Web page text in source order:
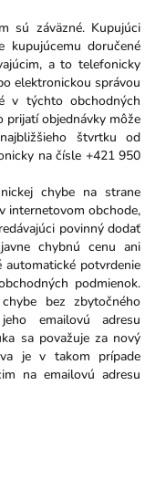
sú záväzné. Kupujúci
kupujúcemu doručené
a to telefonicky
elektronickou správou
v týchto obchodných
prijatí objednávky môže
štvrtku od
na čísle +421 950
chybe na strane
internetovom obchode,
povinný dodať
chybnú cenu ani
automatické potvrdenie
podmienok.
bez zbytočného
emailovú adresu
sa považuje za nový
je v takom prípade
na emailovú adresu